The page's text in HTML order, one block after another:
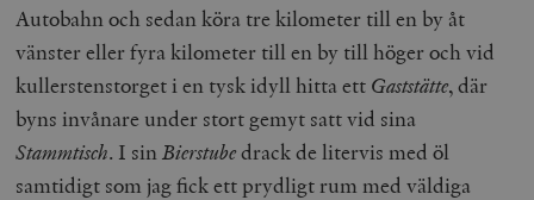
Autobahn och sedan köra tre kilometer till en by åt
vänster eller fyra kilometer till en by till höger och vid
kullerstenstorget i en tysk idyll hitta ett Gaststätte, där
byns invånare under stort gemyt satt vid sina
Stammtisch. I sinBierstubedrack de litervis med öl
samtidigt som jag fick ett prydligt rum med väldiga